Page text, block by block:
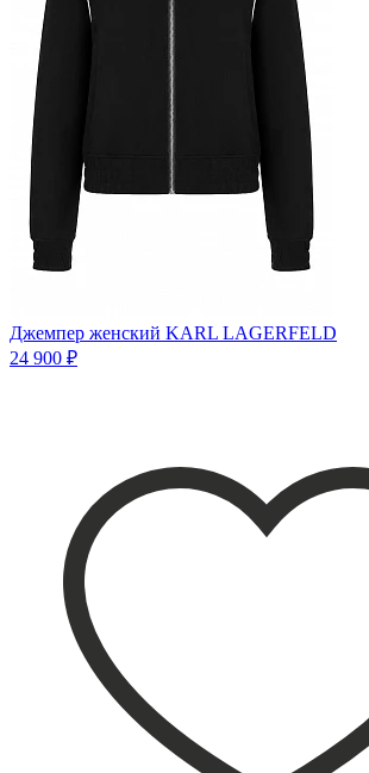
Джемпер женский KARL LAGERFELD
24 900 ₽